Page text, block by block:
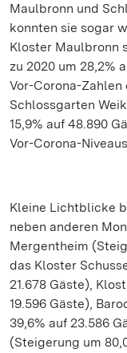
Maulbronn und
konnten sie sogar
Kloster Maulbronn
zu 2020 um 28,2%
Vor-Corona-
Schlossgarten
15,9% auf 48.890
Vor-Corona-
Kleine Lichtblicke
neben anderen
Mergentheim
das Kloster
21.678 Gäste),
19.596 Gäste),
39,6% auf 23.586
(Steigerung um